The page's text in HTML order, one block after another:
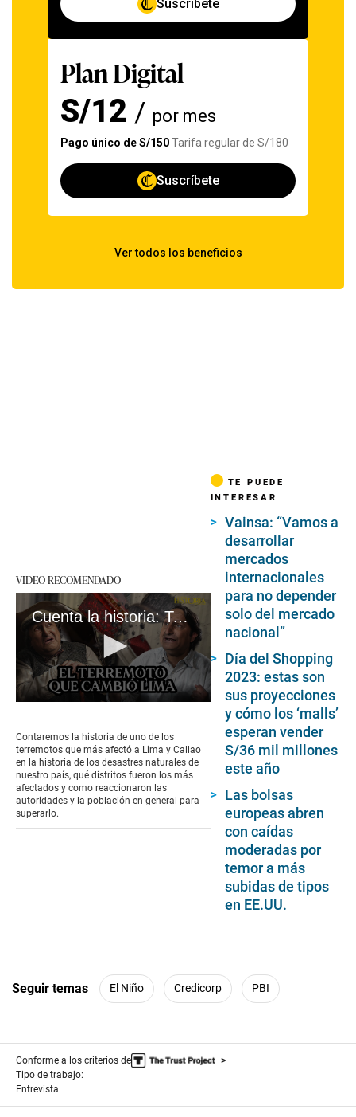
VIDEO RECOMENDADO
Cuenta la historia: Terremoto en Lima de 1940
of
7
minutes,
8
seconds
Contaremos la historia de uno de los
terremotos que más afectó a Lima y Callao
en la historia de los desastres naturales de
nuestro país, qué distritos fueron los más
afectados y como reaccionaron las
autoridades y la población en general para
superarlo.
TE PUEDE
INTERESAR
Vainsa: “Vamos a
desarrollar
mercados
internacionales
para no depender
solo del mercado
nacional”
Día del Shopping
2023: estas son
sus proyecciones
y cómo los ‘malls’
esperan vender
S/36 mil millones
este año
Las bolsas
europeas abren
con caídas
moderadas por
temor a más
subidas de tipos
en EE.UU.
Seguir temas El Niño Credicorp PBI
Conforme a los criterios de
Tipo de trabajo:
Entrevista